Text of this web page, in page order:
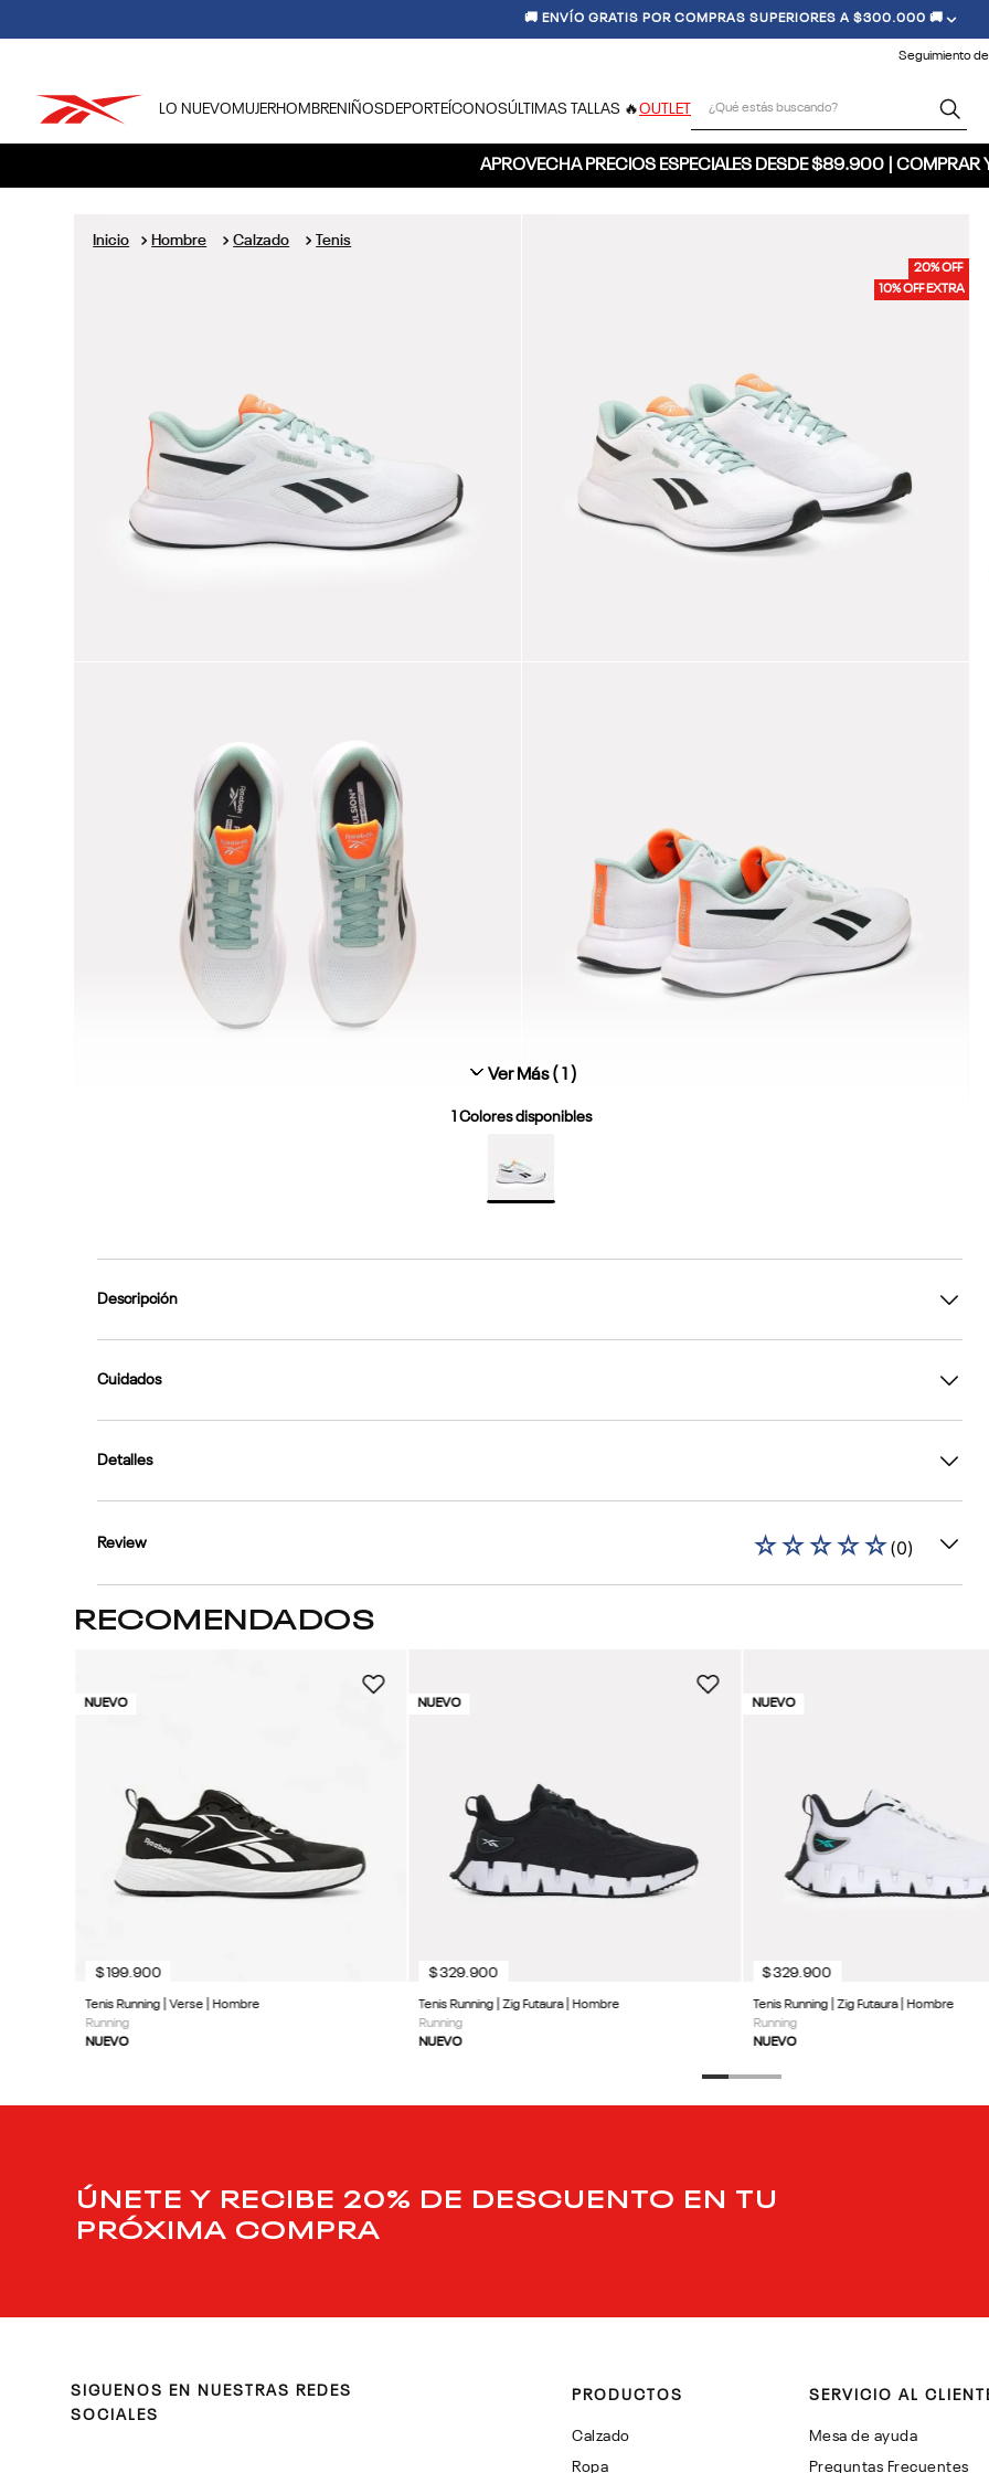
🚚 ENVÍO GRATIS POR COMPRAS SUPERIORES A $300.000 🚚
Seguimiento
LO NUEVO MUJERHOMBRENIÑOSDEPORTE ÍCONOSÚLTIMAS TALLAS 🔥OUTLET
APROVECHA PRECIOS ESPECIALES DESDE $89.900 | COMPRAR
20% OFF
10% OFF EXTRA
Hombre Calzado Tenis
Ver Más ( 1)
Colores disponibles
Descripción
Cuidados
Detalles
Review ☆☆☆☆☆(0)
RECOMENDADOS
NUEVO
Tenis Running | Verse | Hombre
Running
NUEVO
$199.900
NUEVO
Tenis Running | Zig Futaura | Hombre
Running
NUEVO
$329.900
NUEVO
Tenis Running | Zig Futaura | Hombre
Running
NUEVO
$329.900
ÚNETE Y RECIBE 20% DE DESCUENTO EN TU
PRÓXIMA COMPRA
SIGUENOS EN NUESTRAS REDES
SOCIALES
PRODUCTOS
Calzado
Ropa
SERVICIO AL
Mesa de ayuda
Preguntas Frecuentes
1.
tenis hombre
7.
américa cali
8
camisetas
reebok classics
10. club c